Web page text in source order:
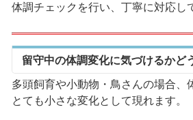
体調チェックを行い、丁寧に対応し
留守中の体調変化に気づけるかど
多頭飼育や小動物・鳥さんの場合、
とても小さな変化として現れます。